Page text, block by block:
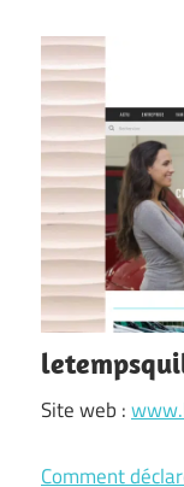
Site web :
Comment